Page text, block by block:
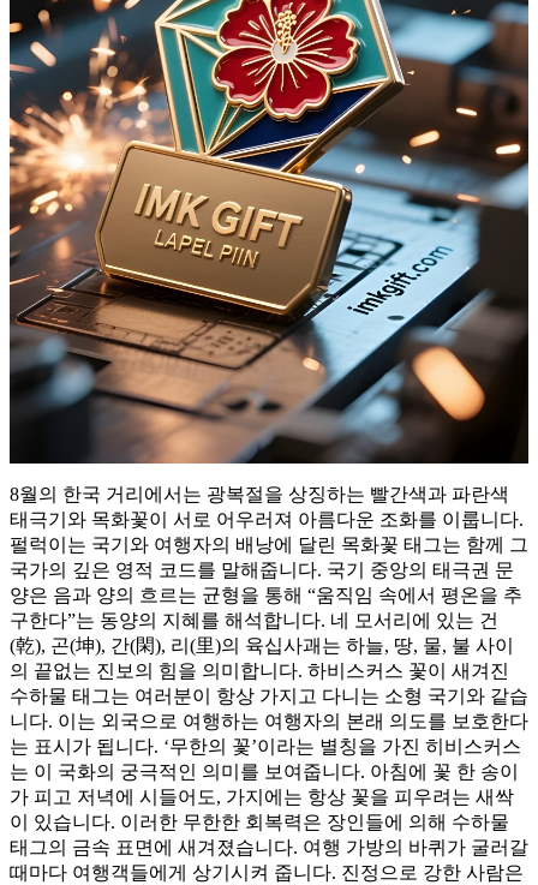
8월의 한국 거리에서는 광복절을 상징하는 빨간색과 파란색
태극기와 목화꽃이 서로 어우러져 아름다운 조화를 이룹니다.
펄럭이는 국기와 여행자의 배낭에 달린 목화꽃 태그는 함께 그
국가의 깊은 영적 코드를 말해줍니다. 국기 중앙의 태극권 문
양은 음과 양의 흐르는 균형을 통해 “움직임 속에서 평온을 추
구한다”는 동양의 지혜를 해석합니다. 네 모서리에 있는 건
(乾), 곤(坤), 간(閑), 리(里)의 육십사괘는 하늘, 땅, 물, 불 사이
의 끝없는 진보의 힘을 의미합니다. 하비스커스 꽃이 새겨진
수하물 태그는 여러분이 항상 가지고 다니는 소형 국기와 같습
니다. 이는 외국으로 여행하는 여행자의 본래 의도를 보호한다
는 표시가 됩니다. ‘무한의 꽃’이라는 별칭을 가진 히비스커스
는 이 국화의 궁극적인 의미를 보여줍니다. 아침에 꽃 한 송이
가 피고 저녁에 시들어도, 가지에는 항상 꽃을 피우려는 새싹
이 있습니다. 이러한 무한한 회복력은 장인들에 의해 수하물
태그의 금속 표면에 새겨졌습니다. 여행 가방의 바퀴가 굴러갈
때마다 여행객들에게 상기시켜 줍니다. 진정으로 강한 사람은